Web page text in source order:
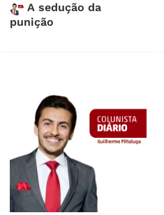
A sedução da
punição